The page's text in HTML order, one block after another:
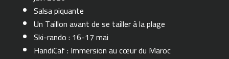
Salsa piquante
Un Taillon avant de se tailler à la plage
Ski-rando : 16-17 mai
HandiCaf : Immersion au cœur du Maroc